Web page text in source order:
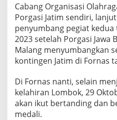
F
D
I
F
O
R
N
S
J
A
B
Cabang Organisasi
Porgasi Jatim sendiri,
penyumbang pegiat
2023 setelah Porgasi Jawa
Malang menyumbangkan
kontingen Jatim di Fornas
Di Fornas nanti, selain
kelahiran Lombok, 29
akan ikut bertanding dan
medali.